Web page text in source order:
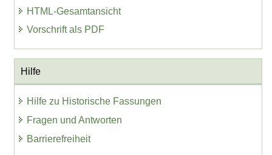
HTML-Gesamtansicht
Vorschrift als PDF
Hilfe
Hilfe zu Historische Fassungen
Fragen und Antworten
Barrierefreiheit